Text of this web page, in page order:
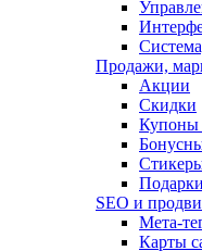
Продажи,
Акции
Скидки
Купоны
Подарки
SEO и
Мета-
Карты